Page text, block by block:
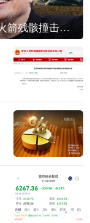
SpaceX火箭残骸撞击月球